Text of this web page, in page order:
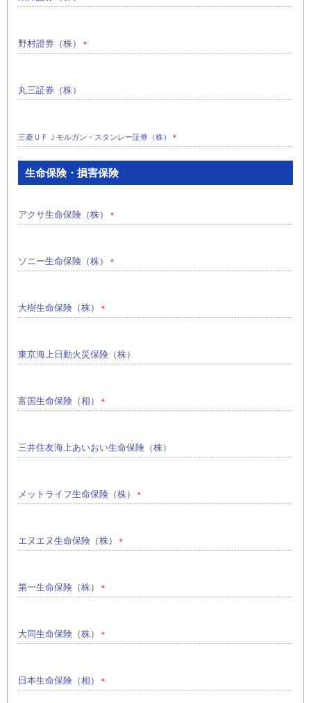
野村證券（株） ＊
丸三証券（株）
三菱ＵＦＪモルガン・スタンレー証券（株） ＊
生命保険・損害保険
アクサ生命保険（株） ＊
ソニー生命保険（株） ＊
大樹生命保険（株） ＊
東京海上日動火災保険（株）
富国生命保険（相） ＊
三井住友海上あいおい生命保険（株）
メットライフ生命保険（株） ＊
エヌエヌ生命保険（株） ＊
第一生命保険（株） ＊
大同生命保険（株） ＊
日本生命保険（相） ＊